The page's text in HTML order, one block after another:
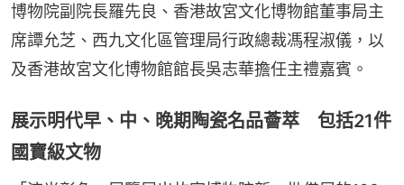
博物院副院長羅先良、香港故宮文化博物館董事局主
席譚允芝、西九文化區管理局行政總裁馮程淑儀，以
及香港故宮文化博物館館長吳志華擔任主禮嘉賓。
展示明代早、中、晚期陶瓷名品薈萃 包括21件
國寶級文物